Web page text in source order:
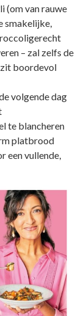
(om van rauwe
smakelijke,
– zal zelfs de
boordevol
volgende dag
te blancheren
platbrood
een vullende,